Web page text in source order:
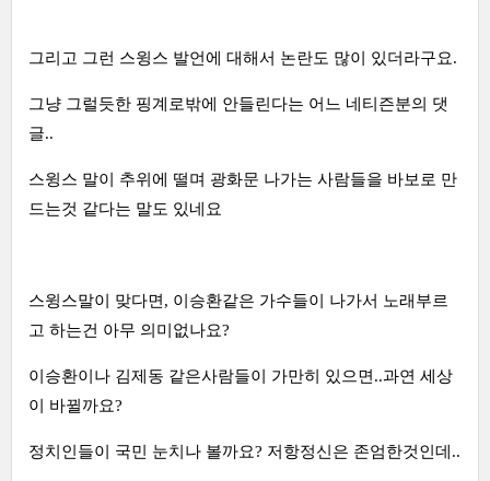
그리고 그런 스윙스 발언에 대해서 논란도 많이 있더라구요.
그냥 그럴듯한 핑계로밖에 안들린다는 어느 네티즌분의 댓
글..
스윙스 말이 추위에 떨며 광화문 나가는 사람들을 바보로 만
드는것 같다는 말도 있네요
스윙스말이 맞다면, 이승환같은 가수들이 나가서 노래부르
고 하는건 아무 의미없나요?
이승환이나 김제동 같은사람들이 가만히 있으면..과연 세상
이 바뀔까요?
정치인들이 국민 눈치나 볼까요? 저항정신은 존엄한것인데..